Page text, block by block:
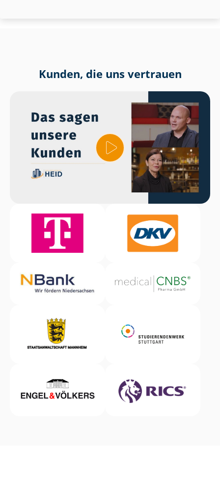
Kunden, die uns vertrauen